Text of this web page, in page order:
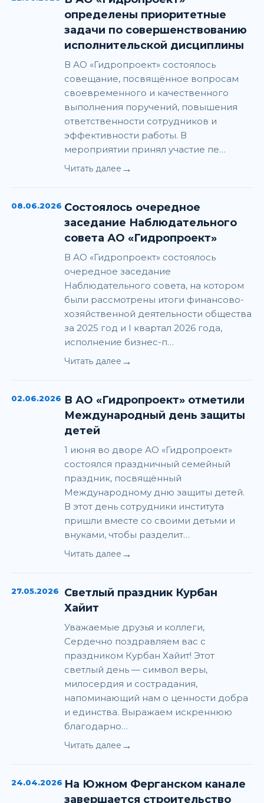
определены приоритетные
задачи по совершенствованию
исполнительской дисциплины
В АО «Гидропроект» состоялось
совещание, посвящённое вопросам
своевременного и качественного
выполнения поручений, повышения
ответственности сотрудников и
эффективности работы. В
мероприятии принял участие пе…
Читать далее →
08.06.2026 Состоялось очередное
заседание Наблюдательного
совета АО «Гидропроект»
В АО «Гидропроект» состоялось
очередное заседание
Наблюдательного совета, на котором
были рассмотрены итоги финансово-
хозяйственной деятельности общества
за 2025 год и I квартал 2026 года,
исполнение бизнес-п…
Читать далее →
02.06.2026 В АО «Гидропроект» отметили
Международный день защиты
детей
1 июня во дворе АО «Гидропроект»
состоялся праздничный семейный
праздник, посвящённый
Международному дню защиты детей.
В этот день сотрудники института
пришли вместе со своими детьми и
внуками, чтобы разделит…
Читать далее →
27.05.2026
Светлый праздник Курбан
Хайит
Уважаемые друзья и коллеги,
Сердечно поздравляем вас с
праздником Курбан Хайит! Этот
светлый день — символ веры,
милосердия и сострадания,
напоминающий нам о ценности добра
и единства. Выражаем искреннюю
благодарно…
Читать далее →
24.04.2026 На Южном Ферганском канале
завершается строительство